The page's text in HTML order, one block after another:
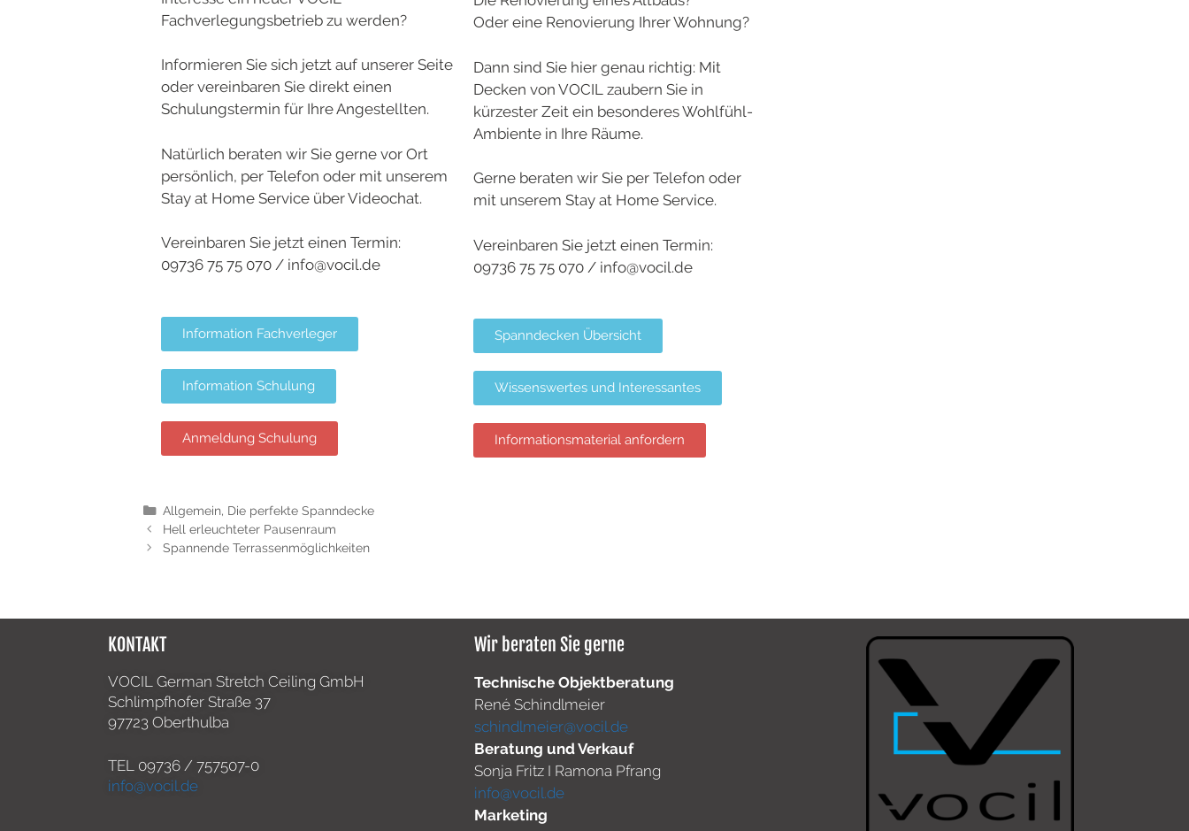
Fachverlegungsbetrieb zu werden?
Informieren Sie sich jetzt auf unserer Seite
oder vereinbaren Sie direkt einen
Schulungstermin für Ihre Angestellten.
Natürlich beraten wir Sie gerne vor Ort
persönlich, per Telefon oder mit unserem
Stay at Home Service über Videochat.
Vereinbaren Sie jetzt einen Termin:
09736 75 75 070 / info@vocil.de
Information Fachverleger
Information Schulung
Anmeldung Schulung
Oder eine Renovierung Ihrer Wohnung?
Dann sind Sie hier genau richtig: Mit
Decken von VOCIL zaubern Sie in
kürzester Zeit ein besonderes Wohlfühl-
Ambiente in Ihre Räume.
Gerne beraten wir Sie per Telefon oder
mit unserem Stay at Home Service.
Vereinbaren Sie jetzt einen Termin:
09736 75 75 070 / info@vocil.de
Spanndecken Übersicht
Wissenswertes und Interessantes
Informationsmaterial anfordern
Allgemein, Die perfekte Spanndecke
Hell erleuchteter Pausenraum
Spannende Terrassenmöglichkeiten
KONTAKT
VOCIL German Stretch Ceiling GmbH
Schlimpfhofer Straße 37
97723 Oberthulba
TEL 09736 / 757507-0
info@vocil.de
Wir beraten Sie gerne
Technische Objektberatung
René Schindlmeier
schindlmeier@vocil.de
Beratung und Verkauf
Sonja Fritz I Ramona Pfrang
info@vocil.de
Marketing